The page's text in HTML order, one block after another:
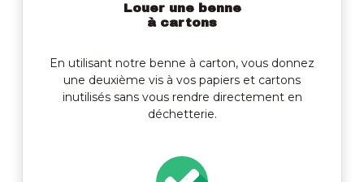
Louer une benne
à cartons
En utilisant notre benne à carton, vous donnez
une deuxième vis à vos papiers et cartons
inutilisés sans vous rendre directement en
déchetterie.